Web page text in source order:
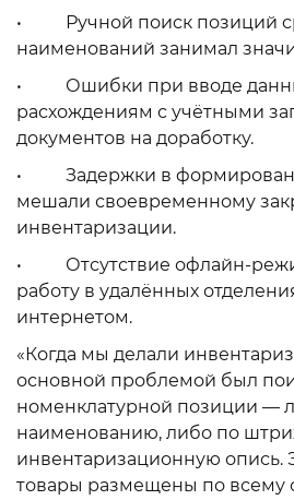
• Ручной поиск позиций
наименований занимал
• Ошибки при вводе
расхождениям с учётными
документов на доработку.
• Задержки в
мешали своевременному
инвентаризации.
• Отсутствие офлайн-
работу в удалённых
интернетом.
«Когда мы делали
основной проблемой был
номенклатурной позиции —
наименованию, либо по
инвентаризационную опись.
товары размещены по всему